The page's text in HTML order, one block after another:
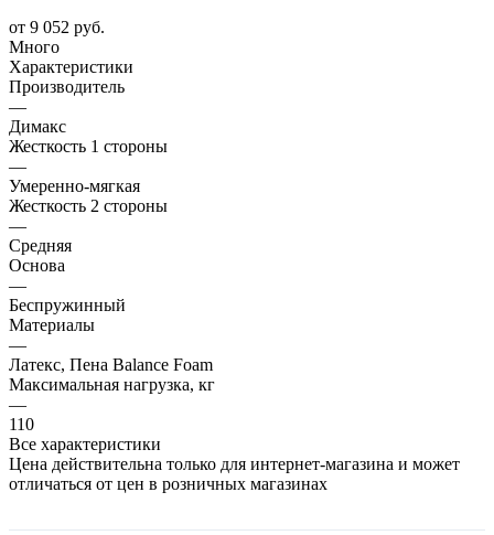
от 9 052 руб.
Много
Характеристики
Производитель
—
Димакс
Жесткость 1 стороны
—
Умеренно-мягкая
Жесткость 2 стороны
—
Средняя
Основа
—
Беспружинный
Материалы
—
Латекс, Пена Balance Foam
Максимальная нагрузка, кг
—
110
Все характеристики
Цена действительна только для интернет-магазина и может
отличаться от цен в розничных магазинах